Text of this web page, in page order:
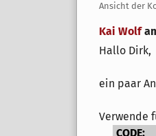
Ansicht der
Kai Wolf
Hallo Dirk,
ein paar
Verwende
CODE: